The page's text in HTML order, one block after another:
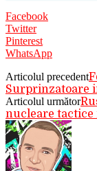
Facebook
Twitter
Pinterest
WhatsApp
Articolul precedent
Surprinzatoare
Articolul următor
nucleare tactice